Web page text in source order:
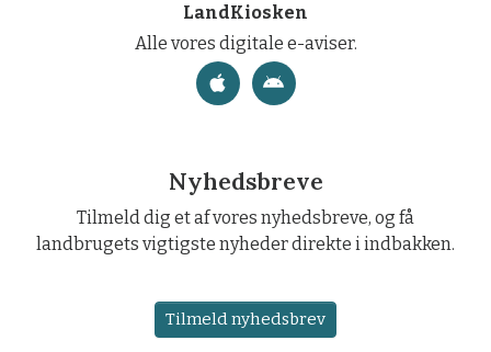
LandKiosken
Alle vores digitale e-aviser.
Nyhedsbreve
Tilmeld dig et af vores nyhedsbreve, og få
landbrugets vigtigste nyheder direkte i indbakken.
Tilmeld nyhedsbrev